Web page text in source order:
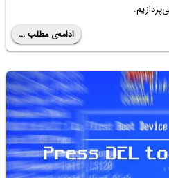
ادامه‌ی مطلب ...